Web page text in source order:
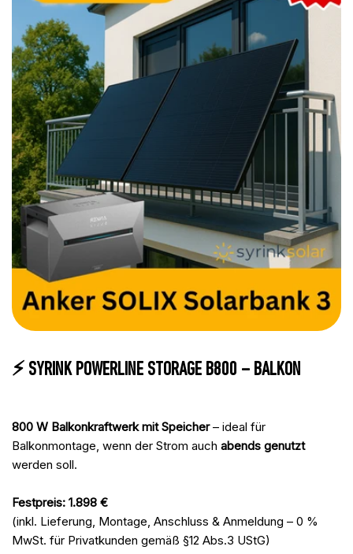
⚡ SYRINK POWERLINE STORAGE B800 – BALKON
800 W Balkonkraftwerk mit Speicher– ideal für
Balkonmontage, wenn der Strom auch abends genutzt
werden soll.
Festpreis: 1.898 €
(inkl. Lieferung, Montage, Anschluss & Anmeldung – 0 %
MwSt. für Privatkunden gemäß §12 Abs.3 UStG)